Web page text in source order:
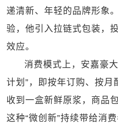
递清新、年轻的品牌形象
验，他引入拉链式包装，
效应。
消费模式上，安嘉豪
计划”，即按年订购、按月
收到一盒新鲜原浆，商品
这种“微创新”持续带给消费